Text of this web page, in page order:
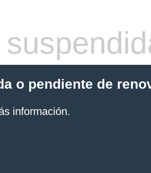
o pendiente de
información.